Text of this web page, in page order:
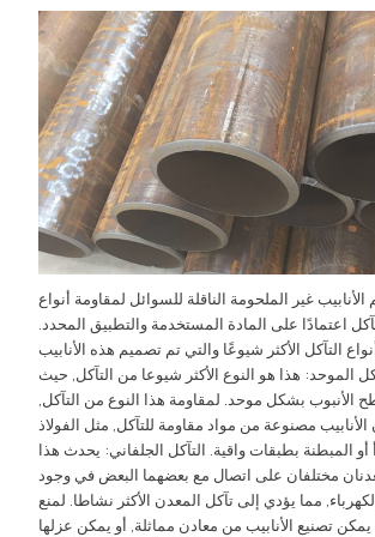
غير الملحومة الناقلة للسوائل لمقاومة أنواع
اعتمادًا على المادة المستخدمة والتطبيق المحدد.
التآكل الأكثر شيوعًا والتي تم تصميم هذه الأنابيب
الموحد: هذا هو النوع الأكثر شيوعا من التآكل, حيث
الأنبوب بشكل موحد. لمقاومة هذا النوع من التآكل,
الأنابيب مصنوعة من مواد مقاومة للتآكل, مثل الفولاذ
أو المبطنة بطبقات واقية. التآكل الجلفاني: يحدث هذا
مختلفان على اتصال مع بعضهما البعض في وجود
مما يؤدي إلى تآكل المعدن الأكثر نشاطا. لمنع
يمكن تصنيع الأنابيب من معادن مماثلة, أو يمكن عزلها